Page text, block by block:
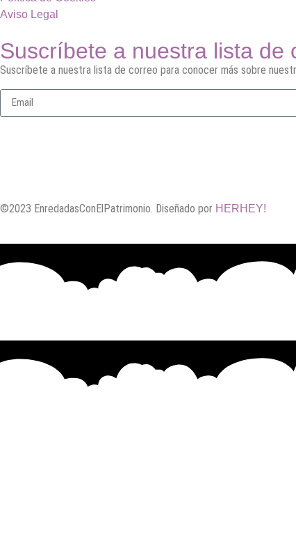
Aviso Legal
Suscríbete a nuestra lista de
Suscríbete a nuestra lista de correo para conocer más sobre
©2023 EnredadasConElPatrimonio. Diseñado por HERHEY!